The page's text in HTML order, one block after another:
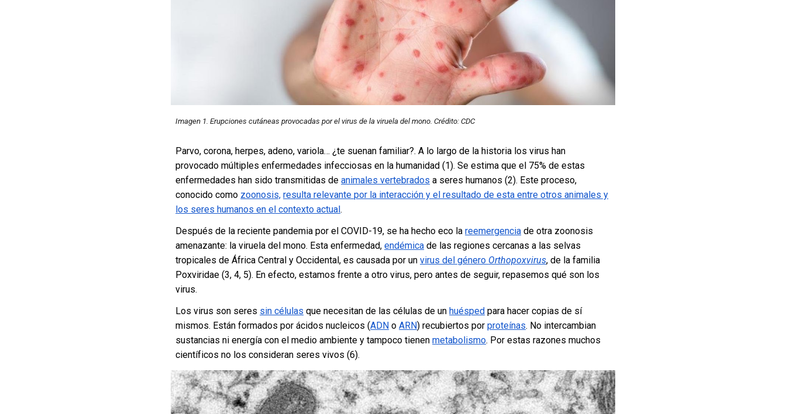
Imagen 1.Erupciones cutáneas provocadas por el virus de la viruela del mono. Crédito:CDC
Parvo, corona, herpes, adeno, variola… ¿te suenan familiar?. A lo largo de la historia los virus han
provocado múltiples enfermedades infecciosas en la humanidad (1). Se estima que el 75% de estas
enfermedades han sido transmitidas de animales vertebrados a seres humanos (2). Este proceso,
conocido como zoonosis, resulta relevante por la interacción y el resultado de esta entre otros animales y
los seres humanos en el contexto actual.
Después de la reciente pandemia por el COVID-19, se ha hecho eco la reemergencia de otra zoonosis
amenazante: la viruela del mono. Esta enfermedad, endémica de las regiones cercanas a las selvas
tropicales de África Central y Occidental, es causada por un virus del género Orthopoxvirus, de la familia
Poxviridae (3, 4, 5). En efecto, estamos frente a otro virus, pero antes de seguir, repasemos qué son los
virus.
Los virus son seres sin células que necesitan de las células de un huésped para hacer copias de sí
mismos. Están formados por ácidos nucleicos (ADN o ARN) recubiertos por proteínas. No intercambian
sustancias ni energía con el medio ambiente y tampoco tienen metabolismo. Por estas razones muchos
científicos no los consideran seres vivos (6).